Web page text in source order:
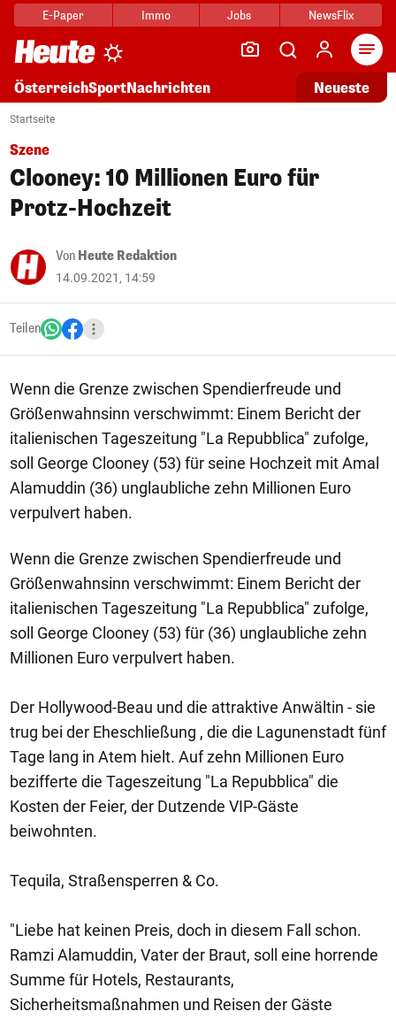
E-Paper Immo Jobs NewsFlix
ÖsterreichSportNachrichten Neueste
Startseite
Szene
Clooney: 10 Millionen Euro für
Protz-Hochzeit
Von Heute Redaktion
14.09.2021, 14:59
Teilen
Wenn die Grenze zwischen Spendierfreude und
Größenwahnsinn verschwimmt: Einem Bericht der
italienischen Tageszeitung "La Repubblica" zufolge,
soll George Clooney (53) für seine Hochzeit mit Amal
Alamuddin (36) unglaubliche zehn Millionen Euro
verpulvert haben.
Wenn die Grenze zwischen Spendierfreude und
Größenwahnsinn verschwimmt: Einem Bericht der
italienischen Tageszeitung "La Repubblica" zufolge,
soll George Clooney (53) für (36) unglaubliche zehn
Millionen Euro verpulvert haben.
Der Hollywood-Beau und die attraktive Anwältin - sie
trug bei der Eheschließung , die die Lagunenstadt fünf
Tage lang in Atem hielt. Auf zehn Millionen Euro
bezifferte die Tageszeitung "La Repubblica" die
Kosten der Feier, der Dutzende VIP-Gäste
beiwohnten.
Tequila, Straßensperren & Co.
"Liebe hat keinen Preis, doch in diesem Fall schon.
Ramzi Alamuddin, Vater der Braut, soll eine horrende
Summe für Hotels, Restaurants,
Sicherheitsmaßnahmen und Reisen der Gäste